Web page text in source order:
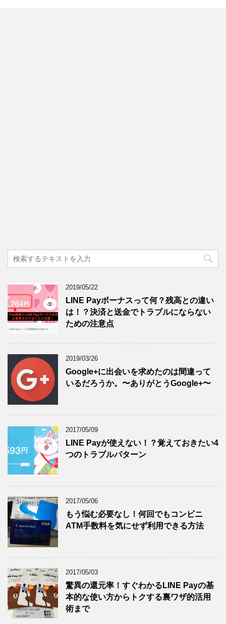
2019/05/22
LINE Payボーナスって何？残高との違い
は！？決済と送金でトラブルにならない
ための注意点
2019/03/26
Google+に出会いを求めたのは間違って
いるだろうか。〜ありがとうGoogle+〜
2017/05/09
LINE Payが使えない！？覚えておきたい4
つのトラブルパターン
2017/05/06
もう悩む必要なし！何回でもコンビニ
ATM手数料を気にせず利用できる方法
2017/05/03
驚異の還元率！すぐわかるLINE Payの基
本的な使い方からトクする裏ワザ的活用
術まで